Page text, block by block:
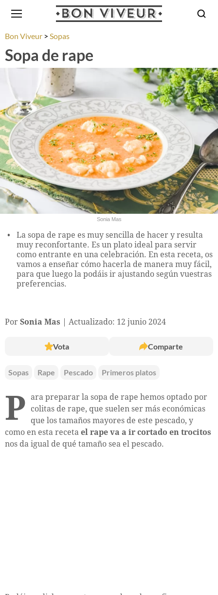
Bon Viveur Sopas
Sopa de rape
Sonia Mas
La sopa de rape es muy sencilla de hacer y resulta
muy reconfortante. Es un plato ideal para servir
como entrante en una celebración. En esta receta, os
vamos a enseñar cómo hacerla de manera muy fácil,
para que luego la podáis ir ajustando según vuestras
preferencias.
Por Sonia Mas Actualizado: 12 junio 2024
Vota Comparte
Sopas Rape Pescado Primeros platos
P ara preparar la sopa de rape hemos optado por
colitas de rape, que suelen ser más económicas
que los tamaños mayores de este pescado, y
como en esta receta el rape va a ir cortado en trocitos
nos da igual de qué tamaño sea el pescado.